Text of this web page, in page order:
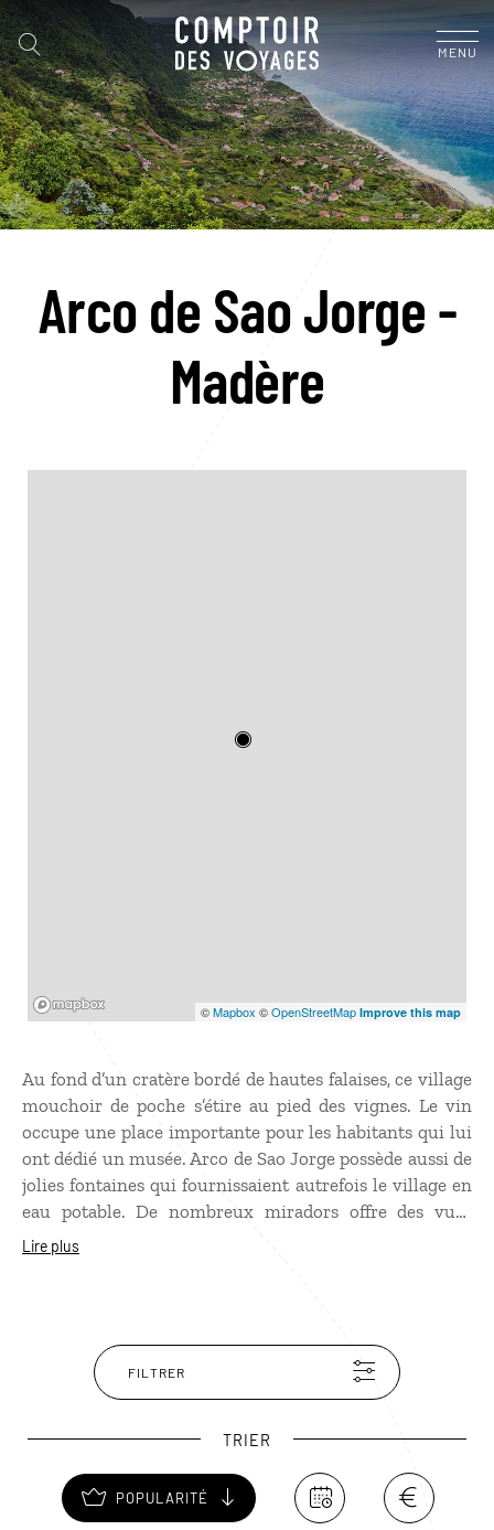
MENU
Arco de Sao Jorge -
Madère
©Mapbox ©OpenStreetMap Improve this map
Au fond d’un cratère bordé de hautes falaises, ce village
mouchoir de poche s’étire au pied des vignes. Le vin
occupe une place importante pour les habitants qui lui
ont dédié un musée. Arco de Sao Jorge possède aussi de
jolies fontaines qui fournissaient autrefois le village en
eau potable. De nombreux miradors offre des vues
imprenables sur l’océan et les falaises. Ne manquez pas
Lire plus
FILTRER
TRIER
POPULARITÉ